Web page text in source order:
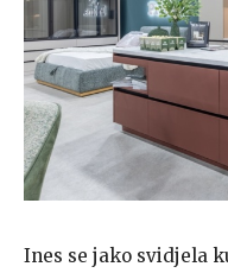
Ines se jako svidjela